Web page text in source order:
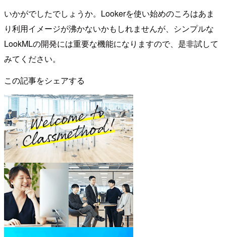
いかがでしたでしょうか。Lookerを使い始めのころはあま
り利用イメージが沸かないかもしれませんが、シンプルな
LookMLの開発には重要な機能になりますので、是非試して
みてください。
この記事をシェアする